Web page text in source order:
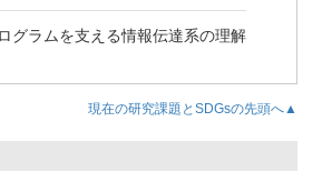
グラムを支える情報伝達系の理解
現在の研究課題とSDGsの先頭へ▲